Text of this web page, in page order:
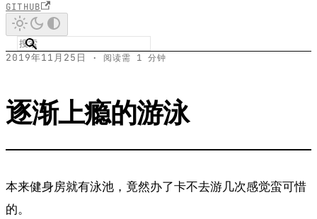
GITHUB
逐渐上瘾的游泳
2019年11月25日 · 阅读需 1 分钟
本来健身房就有泳池，竟然办了卡不去游几次感觉蛮可惜
的。